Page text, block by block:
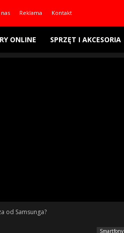
nas Reklama Kontakt
ONLINE SPRZĘT I AKCESORIA
od Samsunga?
Smartfony